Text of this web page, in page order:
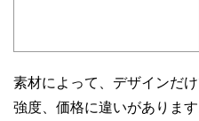
素材によって、デザインだ
強度、価格に違いがあります